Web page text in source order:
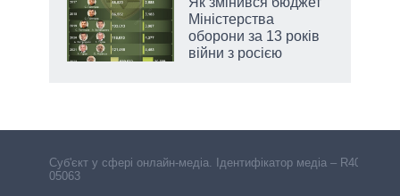
Міністерства
оборони за 13 років
війни з росією
Cуб'єкт у сфері онлайн-медіа. Ідентифікатор медіа – R40-
05063